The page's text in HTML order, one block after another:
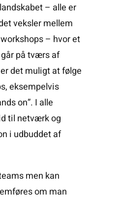
– alle er
veksler mellem
– hvor et
på tværs af
det muligt at følge
eksempelvis
on”. I alle
til netværk og
i udbuddet af
men kan
om man